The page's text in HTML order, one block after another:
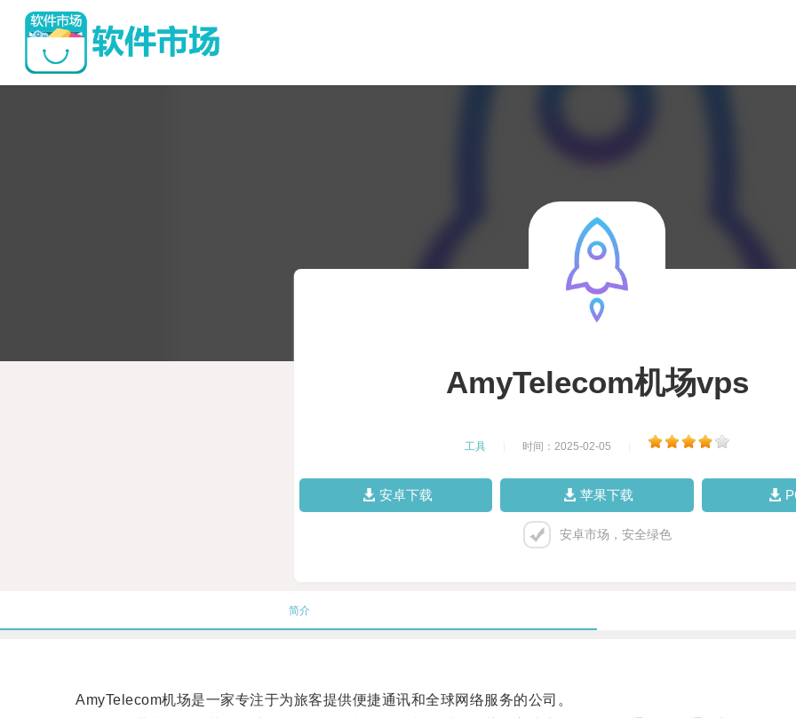
AmyTelecom机场vps
工具 时间：2025-02-05
安卓下载 苹果下载
安卓市场，安全绿色
简介
AmyTelecom机场是一家专注于为旅客提供便捷通讯和全球网络服务的公司。